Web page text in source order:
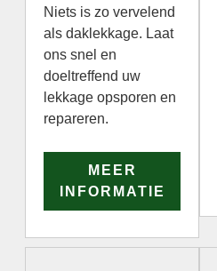
Niets is zo vervelend
als daklekkage. Laat
ons snel en
doeltreffend uw
lekkage opsporen en
repareren.
MEER
INFORMATIE